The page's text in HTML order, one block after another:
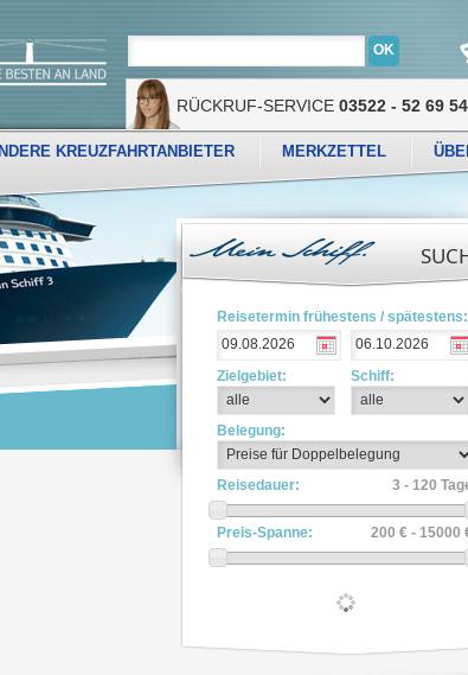
RÜCKRUF-SERVICE 03522 - 52 69
KREUZFAHRTANBIETER MERKZETTEL
Reisetermin frühestens / spätestens:
Zielgebiet: Schiff:
Belegung:
Reisedauer: 3 - 120
Preis-Spanne: 200 € - 15000